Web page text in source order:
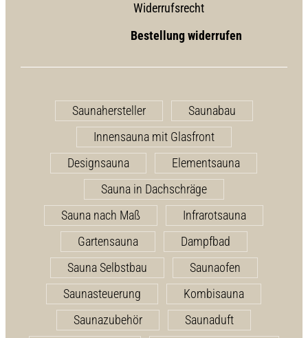
Widerrufsrecht
Bestellung widerrufen
Saunahersteller
Saunabau
Innensauna mit Glasfront
Designsauna
Elementsauna
Sauna in Dachschräge
Sauna nach Maß
Infrarotsauna
Gartensauna
Dampfbad
Sauna Selbstbau
Saunaofen
Saunasteuerung
Kombisauna
Saunazubehör
Saunaduft